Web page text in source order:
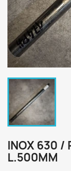
INOX 630 /
L.500MM